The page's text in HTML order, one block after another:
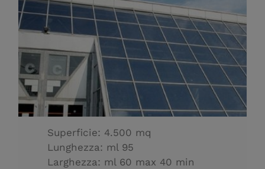
Superficie: 4.500 mq
Lunghezza: ml 95
Larghezza: ml 60 max 40 min